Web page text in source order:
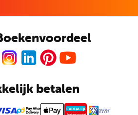
FacebookInstagramLinkedInPinterest
betalen
CADEAUTJE